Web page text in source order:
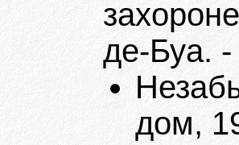
де-Буа.
дом,